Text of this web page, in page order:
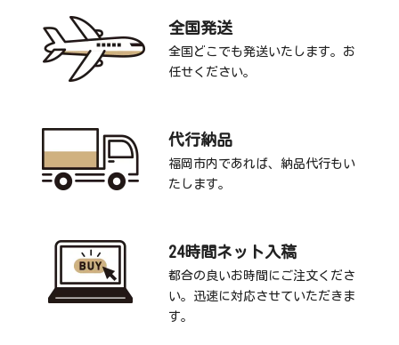
全国発送
全国どこでも発送いたします。お
任せください。
代行納品
福岡市内であれば、納品代行もい
たします。
24時間ネット入稿
都合の良いお時間にご注文くださ
い。迅速に対応させていただきま
す。